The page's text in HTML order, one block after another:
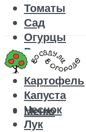
Томаты
Сад
Огурцы
Рецепты
Перец
Картофель
Капуста
Чеснок
Лук
Меню